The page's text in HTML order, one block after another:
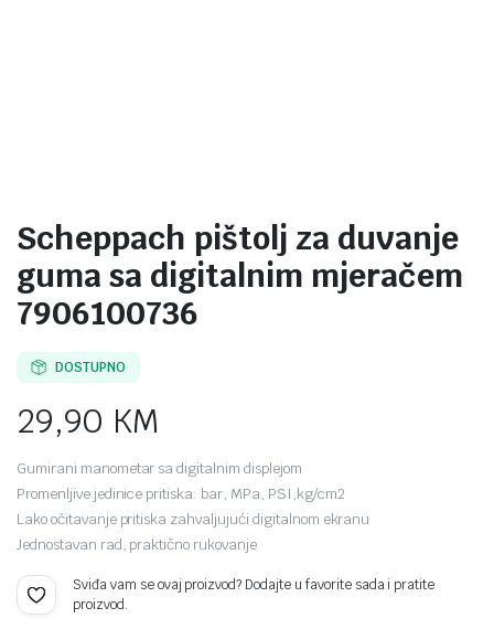
Scheppach pištolj za duvanje
guma sa digitalnim mjeračem
7906100736
DOSTUPNO
29,90 KM
Gumirani manometar sa digitalnim displejom
Promenljive jedinice pritiska: bar, MPa, PSI,kg/cm2
Lako očitavanje pritiska zahvaljujući digitalnom ekranu
Jednostavan rad, praktično rukovanje
Sviđa vam se ovaj proizvod? Dodajte u favorite sada i pratite
proizvod.